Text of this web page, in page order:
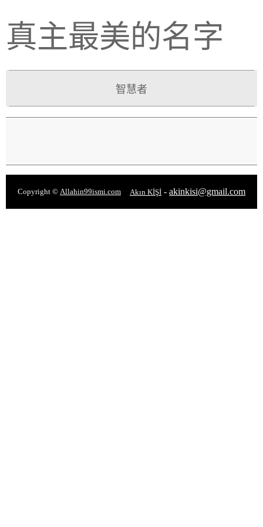
真主最美的名字
智慧者
Copyright © Allahin99ismi.com Akın KİŞİ - akinkisi@gmail.com